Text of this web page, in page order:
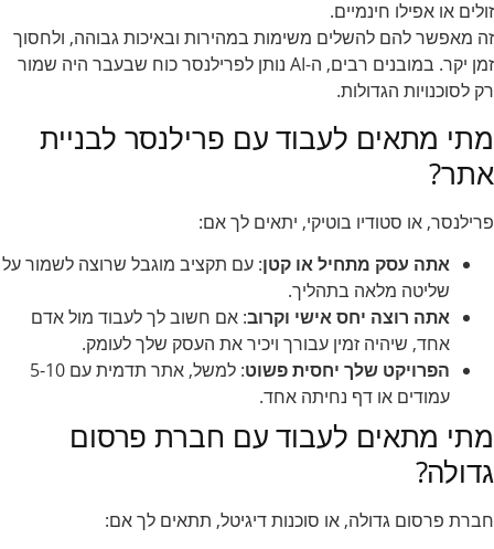
זולים או אפילו חינמיים.
זה מאפשר להם להשלים משימות במהירות ובאיכות גבוהה, ולחסוך
זמן יקר. במובנים רבים, ה-AI נותן לפרילנסר כוח שבעבר היה שמור
רק לסוכנויות הגדולות.
מתי מתאים לעבוד עם פרילנסר לבניית
אתר?
פרילנסר, או סטודיו בוטיקי, יתאים לך אם:
אתה עסק מתחיל או קטן: עם תקציב מוגבל שרוצה לשמור על
שליטה מלאה בתהליך.
אתה רוצה יחס אישי וקרוב: אם חשוב לך לעבוד מול אדם
אחד, שיהיה זמין עבורך ויכיר את העסק שלך לעומק.
הפרויקט שלך יחסית פשוט
: למשל, אתר תדמית עם 5-10
עמודים או דף נחיתה אחד.
מתי מתאים לעבוד עם חברת פרסום
גדולה?
חברת פרסום גדולה, או סוכנות דיגיטל, תתאים לך אם: